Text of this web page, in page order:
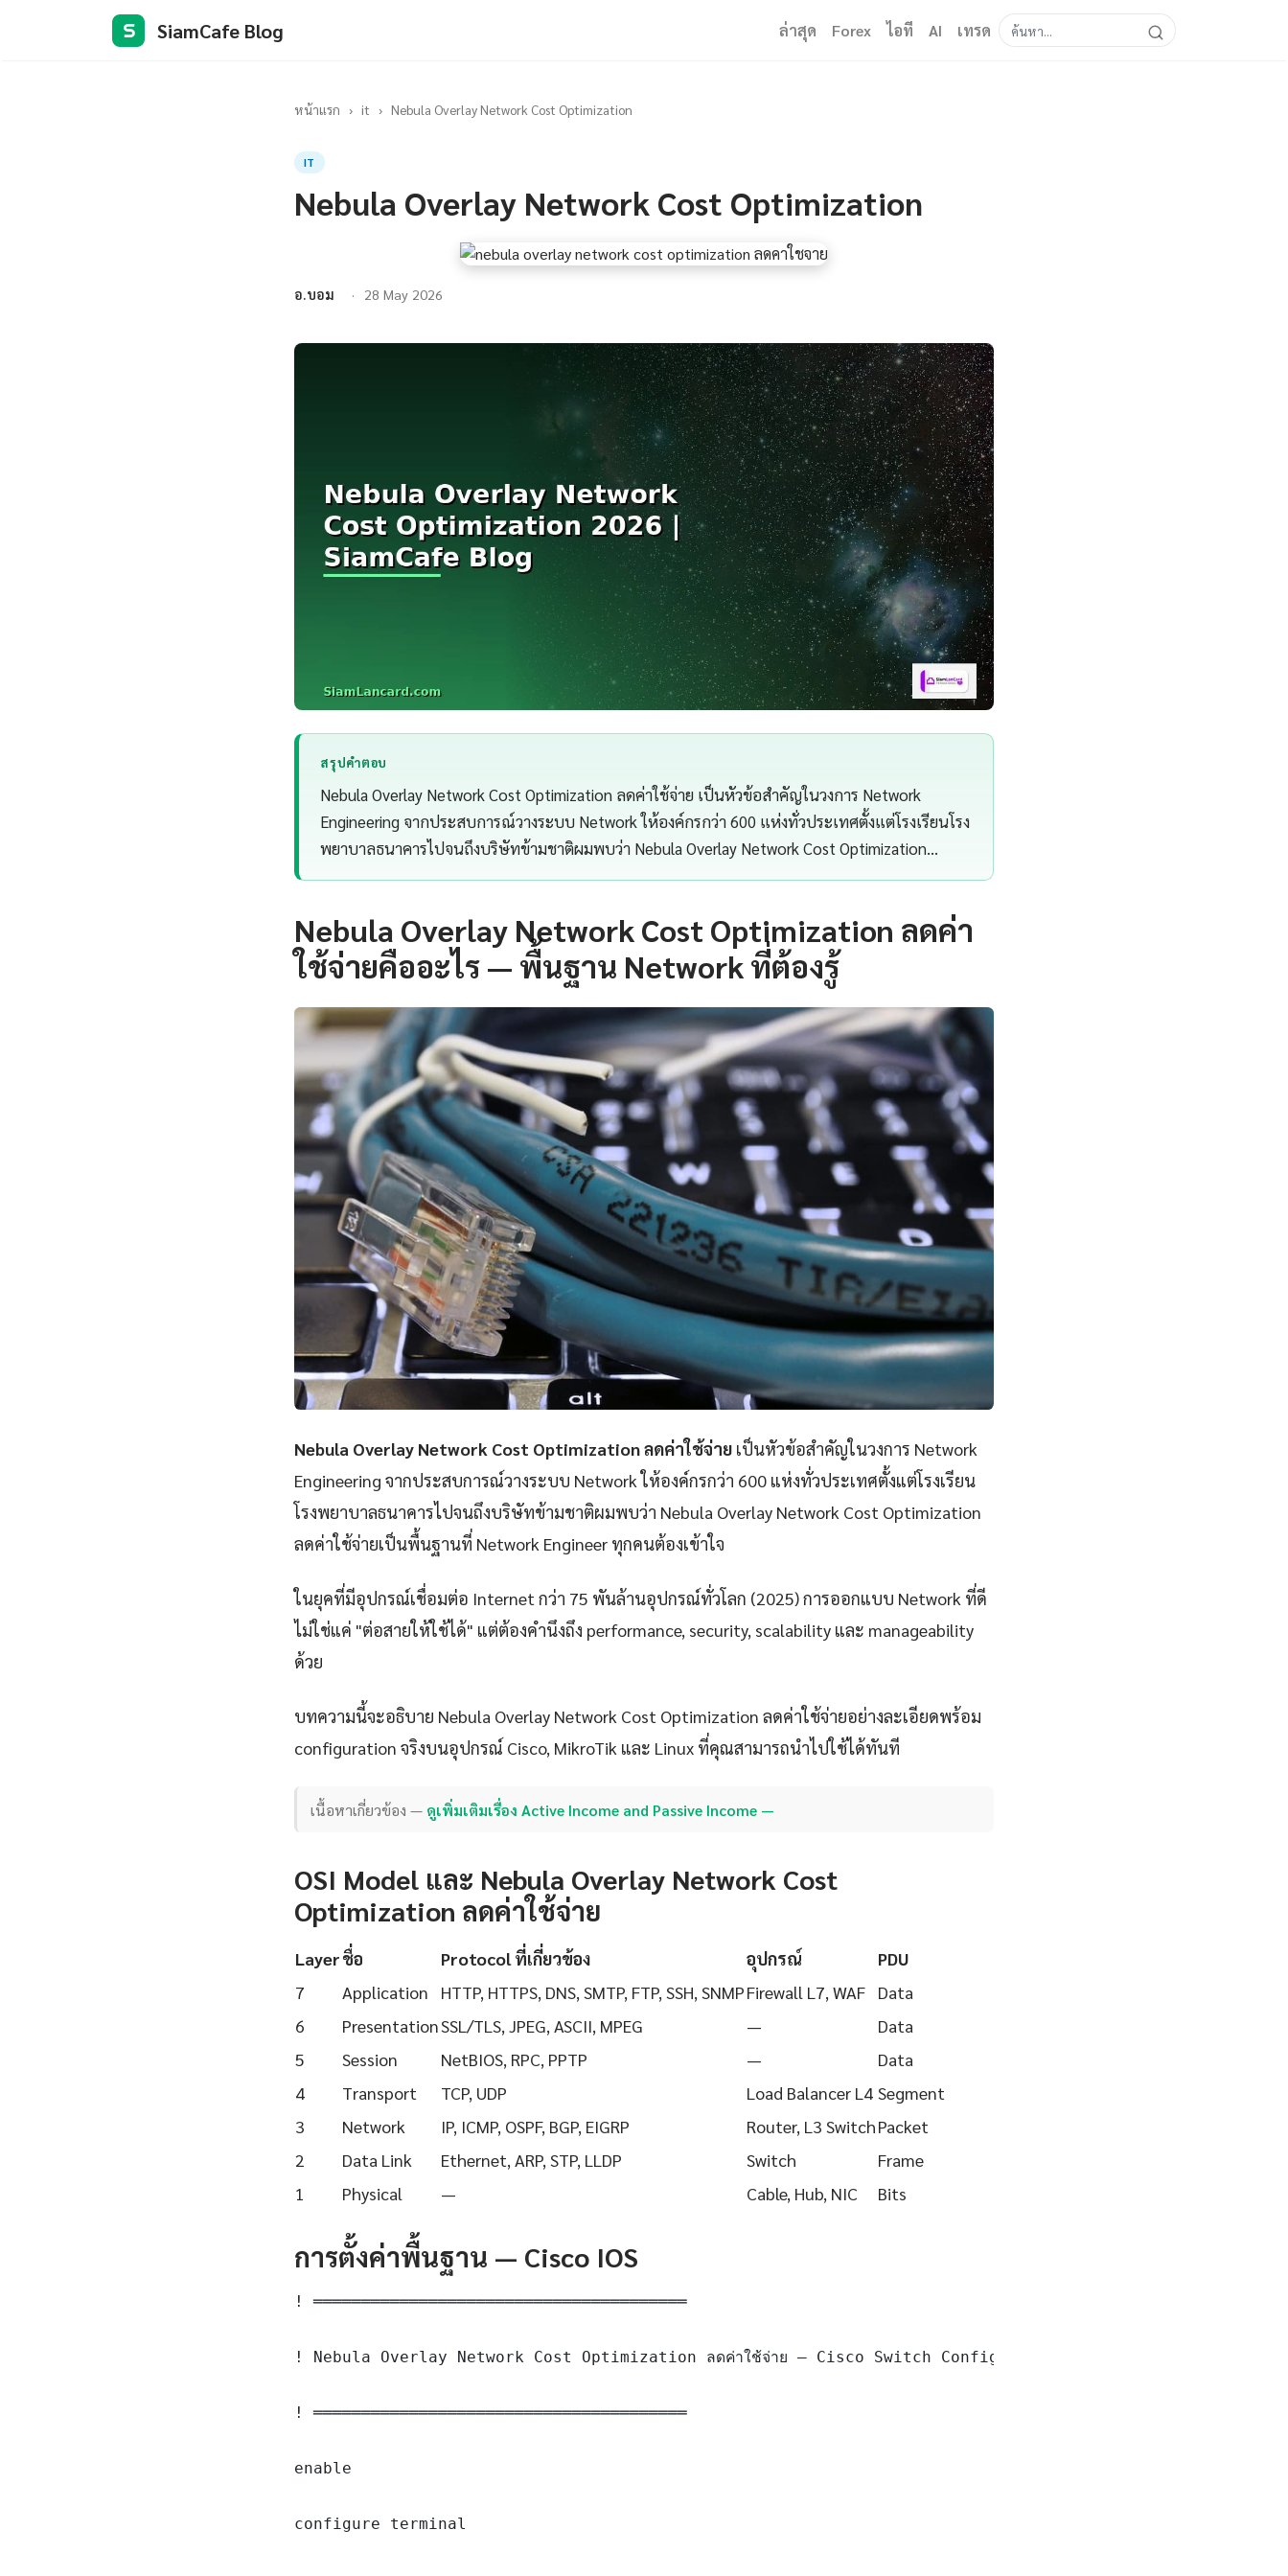
S SiamCafe Blog ล่าสุด Forex ไอที AI เทรด
หน้าแรก › it › Nebula Overlay Network Cost Optimization
IT
Nebula Overlay Network Cost Optimization
อ.บอม 28 May 2026
สรุปคำตอบ
Nebula Overlay Network Cost Optimization ลดค่าใช้จ่าย เป็นหัวข้อสำคัญในวงการ Network
Engineering จากประสบการณ์วางระบบ Network ให้องค์กรกว่า 600 แห่งทั่วประเทศตั้งแต่โรงเรียนโรง
พยาบาลธนาคารไปจนถึงบริษัทข้ามชาติผมพบว่า Nebula Overlay Network Cost Optimization…
Nebula Overlay Network Cost Optimization ลดค่า
ใช้จ่ายคืออะไร — พื้นฐาน Network ที่ต้องรู้
Nebula Overlay Network Cost Optimization ลดค่าใช้จ่าย เป็นหัวข้อสำคัญในวงการ Network
Engineering จากประสบการณ์วางระบบ Network ให้องค์กรกว่า 600 แห่งทั่วประเทศตั้งแต่โรงเรียน
โรงพยาบาลธนาคารไปจนถึงบริษัทข้ามชาติผมพบว่า Nebula Overlay Network Cost Optimization
ลดค่าใช้จ่ายเป็นพื้นฐานที่ Network Engineer ทุกคนต้องเข้าใจ
ในยุคที่มีอุปกรณ์เชื่อมต่อ Internet กว่า 75 พันล้านอุปกรณ์ทั่วโลก (2025) การออกแบบ Network ที่ดี
ไม่ใช่แค่ "ต่อสายให้ใช้ได้" แต่ต้องคำนึงถึง performance, security, scalability และ manageability
ด้วย
บทความนี้จะอธิบาย Nebula Overlay Network Cost Optimization ลดค่าใช้จ่ายอย่างละเอียดพร้อม
configuration จริงบนอุปกรณ์ Cisco, MikroTik และ Linux ที่คุณสามารถนำไปใช้ได้ทันที
เนื้อหาเกี่ยวข้อง — ดูเพิ่มเติมเรื่อง Active Income and Passive Income —
OSI Model และ Nebula Overlay Network Cost
Optimization ลดค่าใช้จ่าย
Layerชื่อ Protocol ที่เกี่ยวข้อง อุปกรณ์
PDU
7
Application HTTP, HTTPS, DNS, SMTP, FTP, SSH, SNMPFirewall L7, WAF
Data
6
PresentationSSL/TLS, JPEG, ASCII, MPEG —
Data
5
Session NetBIOS, RPC, PPTP —
Data
4
Transport TCP, UDP Load Balancer L4 Segment
3
Network IP, ICMP, OSPF, BGP, EIGRP Router, L3 SwitchPacket
2
Data Link Ethernet, ARP, STP, LLDP Switch
Frame
1
Physical — Cable, Hub, NIC Bits
การตั้งค่าพื้นฐาน — Cisco IOS
! ═══════════════════════════════════════
! Nebula Overlay Network Cost Optimization ลดค่าใช้จ่าย — Cisco Switch Configuration
! ═══════════════════════════════════════
enable
configure terminal